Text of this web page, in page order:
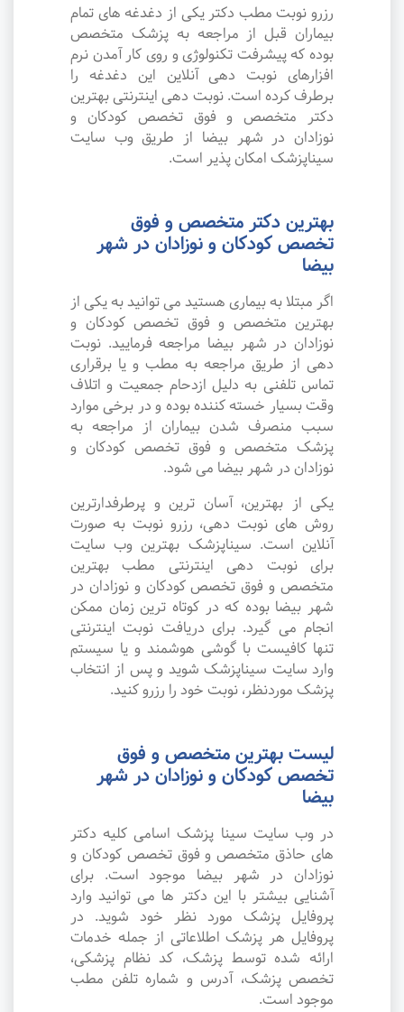
رزرو نوبت مطب دکتر یکی از دغدغه های تمام
بیماران قبل از مراجعه به پزشک متخصص
بوده که پیشرفت تکنولوژی و روی کار آمدن نرم
افزارهای نوبت دهی آنلاین این دغدغه را
برطرف کرده است. نوبت دهی اینترنتی بهترین
دکتر متخصص و فوق تخصص کودکان و
نوزادان در شهر بیضا از طریق وب سایت
سیناپزشک امکان پذیر است.
بهترین دکتر متخصص و فوق
تخصص کودکان و نوزادان در شهر
بیضا
اگر مبتلا به بیماری هستید می توانید به یکی از
بهترین متخصص و فوق تخصص کودکان و
نوزادان در شهر بیضا مراجعه فرمایید. نوبت
دهی از طریق مراجعه به مطب و یا برقراری
تماس تلفنی به دلیل ازدحام جمعیت و اتلاف
وقت بسیار خسته کننده بوده و در برخی موارد
سبب منصرف شدن بیماران از مراجعه به
پزشک متخصص و فوق تخصص کودکان و
نوزادان در شهر بیضا می شود.
یکی از بهترین، آسان ترین و پرطرفدارترین
روش های نوبت دهی، رزرو نوبت به صورت
آنلاین است. سیناپزشک بهترین وب سایت
برای نوبت دهی اینترنتی مطب بهترین
متخصص و فوق تخصص کودکان و نوزادان در
شهر بیضا بوده که در کوتاه ترین زمان ممکن
انجام می گیرد. برای دریافت نوبت اینترنتی
تنها کافیست با گوشی هوشمند و یا سیستم
وارد سایت سیناپزشک شوید و پس از انتخاب
پزشک موردنظر، نوبت خود را رزرو کنید.
لیست بهترین متخصص و فوق
تخصص کودکان و نوزادان در شهر
بیضا
در وب سایت سینا پزشک اسامی کلیه دکتر
های حاذق متخصص و فوق تخصص کودکان و
نوزادان در شهر بیضا موجود است. برای
آشنایی بیشتر با این دکتر ها می توانید وارد
پروفایل پزشک مورد نظر خود شوید. در
پروفایل هر پزشک اطلاعاتی از جمله خدمات
ارائه شده توسط پزشک، کد نظام پزشکی،
تخصص پزشک، آدرس و شماره تلفن مطب
موجود است.